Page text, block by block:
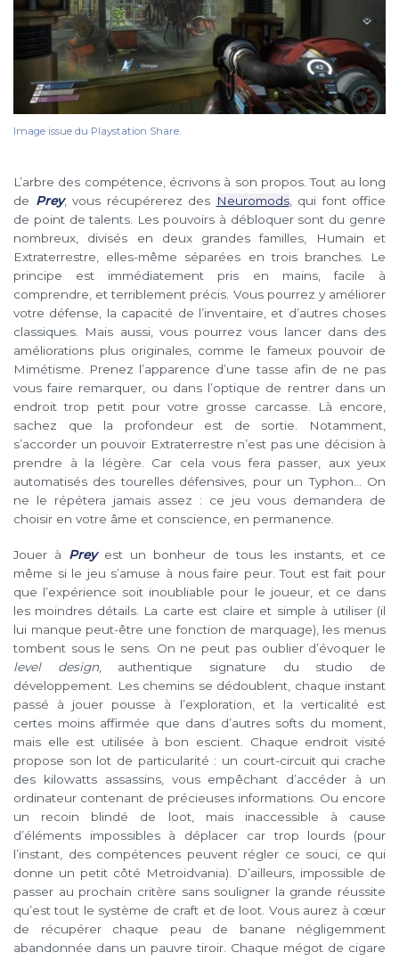
Image issue du Playstation Share.
L’arbre des compétence, écrivons à son propos. Tout au long
de Prey, vous récupérerez des Neuromods, qui font office
de point de talents. Les pouvoirs à débloquer sont du genre
nombreux, divisés en deux grandes familles, Humain et
Extraterrestre, elles-même séparées en trois branches. Le
principe est immédiatement pris en mains, facile à
comprendre, et terriblement précis. Vous pourrez y améliorer
votre défense, la capacité de l’inventaire, et d’autres choses
classiques. Mais aussi, vous pourrez vous lancer dans des
améliorations plus originales, comme le fameux pouvoir de
Mimétisme. Prenez l’apparence d’une tasse afin de ne pas
vous faire remarquer, ou dans l’optique de rentrer dans un
endroit trop petit pour votre grosse carcasse. Là encore,
sachez que la profondeur est de sortie. Notamment,
s’accorder un pouvoir Extraterrestre n’est pas une décision à
prendre à la légère. Car cela vous fera passer, aux yeux
automatisés des tourelles défensives, pour un Typhon… On
ne le répétera jamais assez : ce jeu vous demandera de
choisir en votre âme et conscience, en permanence.
Jouer à Preyest un bonheur de tous les instants, et ce
même si le jeu s’amuse à nous faire peur. Tout est fait pour
que l’expérience soit inoubliable pour le joueur, et ce dans
les moindres détails. La carte est claire et simple à utiliser (il
lui manque peut-être une fonction de marquage), les menus
tombent sous le sens. On ne peut pas oublier d’évoquer le
level design, authentique signature du studio de
développement. Les chemins se dédoublent, chaque instant
passé à jouer pousse à l’exploration, et la verticalité est
certes moins affirmée que dans d’autres softs du moment,
mais elle est utilisée à bon escient. Chaque endroit visité
propose son lot de particularité : un court-circuit qui crache
des kilowatts assassins, vous empêchant d’accéder à un
ordinateur contenant de précieuses informations. Ou encore
un recoin blindé de loot, mais inaccessible à cause
d’éléments impossibles à déplacer car trop lourds (pour
l’instant, des compétences peuvent régler ce souci, ce qui
donne un petit côté Metroidvania). D’ailleurs, impossible de
passer au prochain critère sans souligner la grande réussite
qu’est tout le système de craft et de loot. Vous aurez à cœur
de récupérer chaque peau de banane négligemment
abandonnée dans un pauvre tiroir. Chaque mégot de cigare